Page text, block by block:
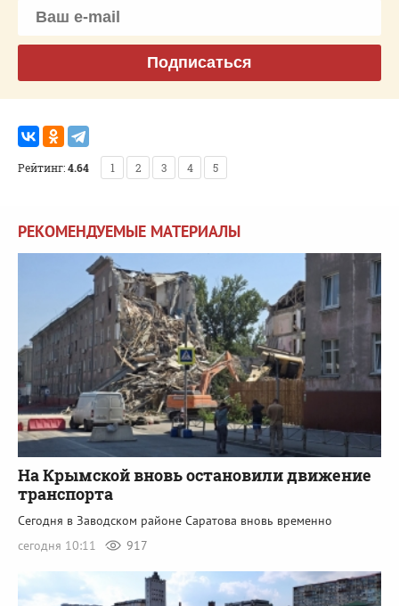
Подписаться
Рейтинг:4.64 1 2 3 4 5
РЕКОМЕНДУЕМЫЕ МАТЕРИАЛЫ
На Крымской вновь остановили движение
транспорта
Сегодня в Заводском районе Саратова вновь временно
сегодня 10:11
917